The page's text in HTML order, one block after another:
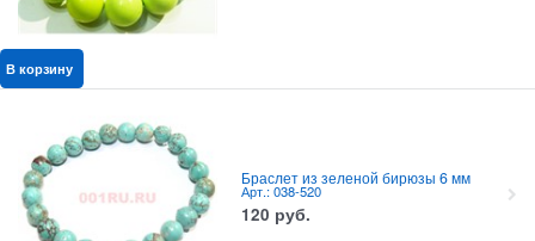
В корзину
Браслет из зеленой бирюзы 6 мм
Арт.: 038-520
120 руб.